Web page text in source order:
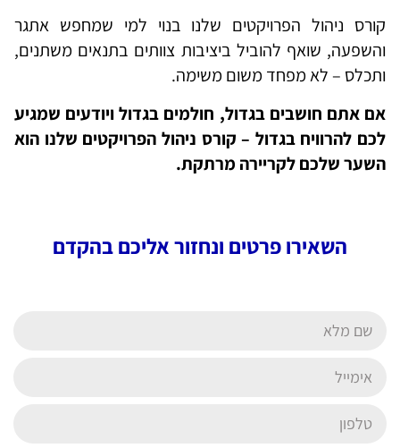
קורס ניהול הפרויקטים שלנו בנוי למי שמחפש אתגר
והשפעה, שואף להוביל ביציבות צוותים בתנאים משתנים,
ותכלס – לא מפחד משום משימה.
אם אתם חושבים בגדול, חולמים בגדול ויודעים שמגיע
לכם להרוויח בגדול – קורס ניהול הפרויקטים שלנו הוא
השער שלכם לקריירה מרתקת.
השאירו פרטים ונחזור אליכם בהקדם